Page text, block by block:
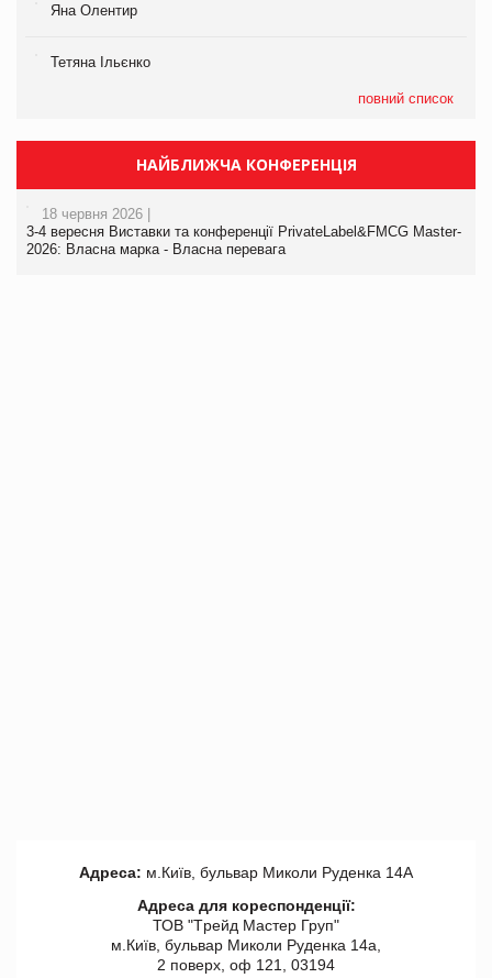
Яна Олентир
Тетяна Ільєнко
повний список
НАЙБЛИЖЧА КОНФЕРЕНЦІЯ
18 червня 2026 |
3-4 вересня Виставки та конференції PrivateLabel&FMCG Master-
2026: Власна марка - Власна перевага
Адреса: м.Київ, бульвар Миколи Руденка 14А
Адреса для кореспонденції:
ТОВ "Tрейд Мастер Груп"
м.Київ, бульвар Миколи Руденка 14а,
2 поверх, оф 121, 03194